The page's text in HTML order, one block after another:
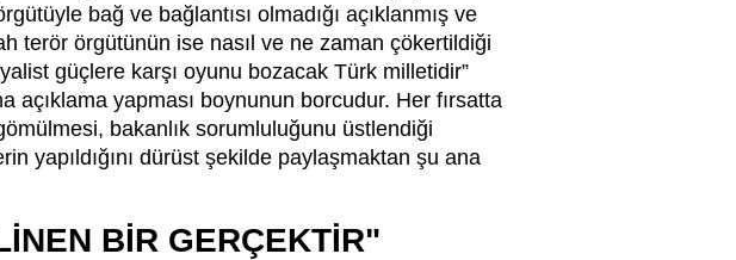
bağ ve bağlantısı olmadığı açıklanmış ve
terör örgütünün ise nasıl ve ne zaman çökertildiği
güçlere karşı oyunu bozacak Türk milletidir”
açıklama yapması boynunun borcudur. Her fırsatta
bakanlık sorumluluğunu üstlendiği
yapıldığını dürüst şekilde paylaşmaktan şu ana
BİR GERÇEKTİR"